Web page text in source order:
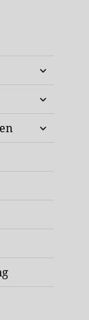
untermenü
untermenü
untermenü